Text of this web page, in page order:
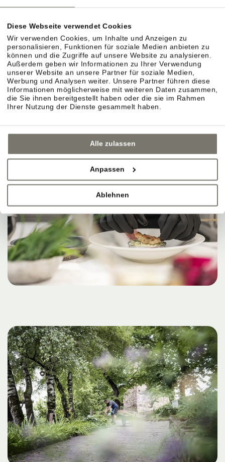
Diese Webseite verwendet Cookies
Wir verwenden Cookies, um Inhalte und Anzeigen zu
personalisieren, Funktionen für soziale Medien anbieten zu
können und die Zugriffe auf unsere Website zu analysieren.
Außerdem geben wir Informationen zu Ihrer Verwendung
unserer Website an unsere Partner für soziale Medien,
Werbung und Analysen weiter. Unsere Partner führen diese
Informationen möglicherweise mit weiteren Daten zusammen,
die Sie ihnen bereitgestellt haben oder die sie im Rahmen
Ihrer Nutzung der Dienste gesammelt haben.
Alle zulassen
Anpassen
Ablehnen